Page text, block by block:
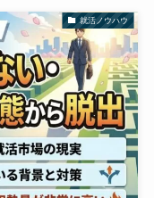
就活ノウハウ